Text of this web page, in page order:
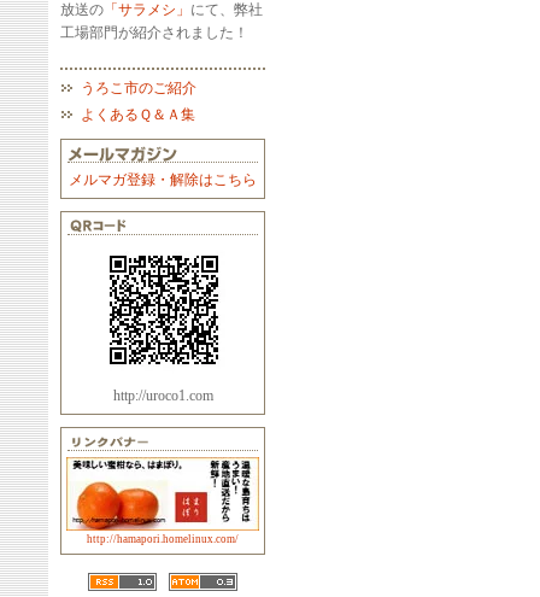
放送の 「サラメシ」 にて、弊社
工場部門が紹介されました！
うろこ市のご紹介
よくあるＱ＆Ａ集
メルマガ登録・解除はこちら
http://uroco1.com
http://hamapori.homelinux.com/